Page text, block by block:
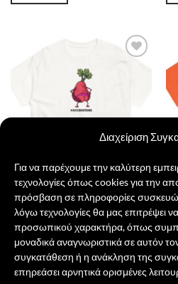
Διαχείριση
Για να παρέχουμε την καλύτερη
τεχνολογίες όπως cookies για την
πρόσβαση σε πληροφορίες
λόγω τεχνολογίες θα μας επιτρέψει
προσωπικού χαρακτήρα, όπως
μοναδικά αναγνωριστικά σε αυτόν
συγκατάθεση ή η ανάκληση της
επηρεάσει αρνητικά ορισμένες
επιλογές
σελίδα
του
προϊόντος
Οι
να
στη
Καυλοράπανο
21,00€
ΠΡΟΣΘΉΚΗ ΣΤΟ ΚΑΛΆΘΙ